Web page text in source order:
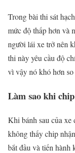
Trong bài thi sát
mức độ thấp hơn và
người lái xe trở nên
thi này yêu cầu độ
vì vậy nó khó hơn
Làm sao khi
Khi bánh sau của xe
không thấy chip
bắt đầu và tiến hành